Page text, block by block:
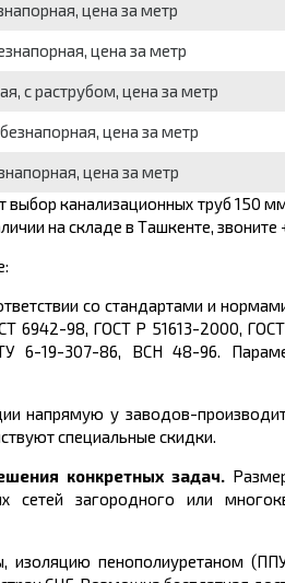
цена за метр
цена за метр
с раструбом, цена за метр
цена за метр
цена за метр
выбор канализационных труб 150
на складе в Ташкенте,
со стандартами и
6942-98, ГОСТ Р 51613-2000,
6-19-307-86, ВСН 48-96.
напрямую у заводов-
специальные скидки.
конкретных задач.
сетей загородного или
изоляцию пенополиуретаном